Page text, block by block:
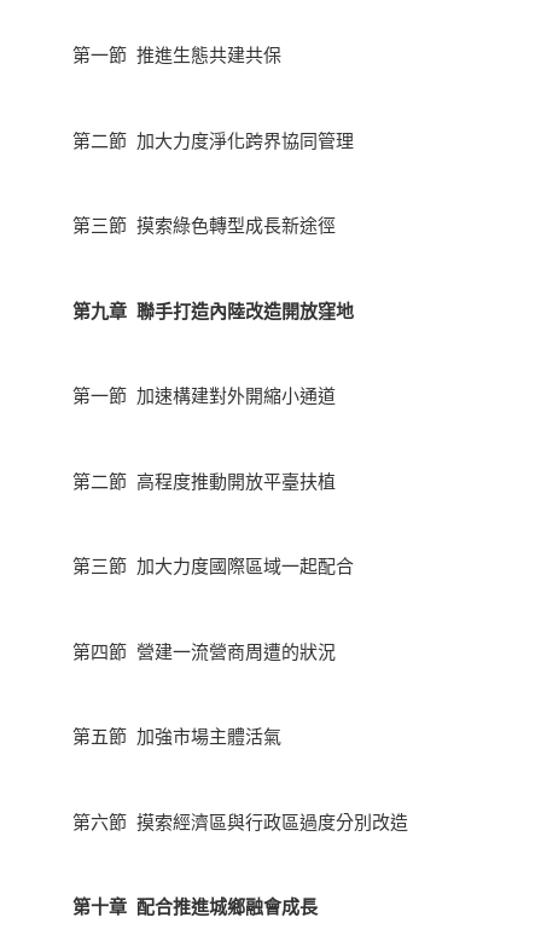
第一節 推進生態共建共保
第二節 加大力度淨化跨界協同管理
第三節 摸索綠色轉型成長新途徑
第九章 聯手打造內陸改造開放窪地
第一節 加速構建對外開縮小通道
第二節 高程度推動開放平臺扶植
第三節 加大力度國際區域一起配合
第四節 營建一流營商周遭的狀況
第五節 加強市場主體活氣
第六節 摸索經濟區與行政區過度分別改造
第十章 配合推進城鄉融會成長